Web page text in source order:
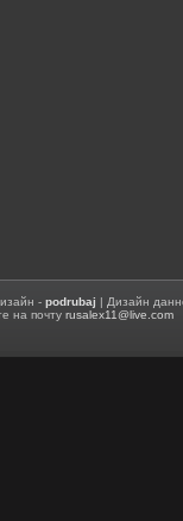
-podrubaj | Дизайн
на почтуrusalex11@live.com